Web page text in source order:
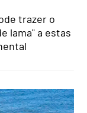
trazer o
lama" a estas